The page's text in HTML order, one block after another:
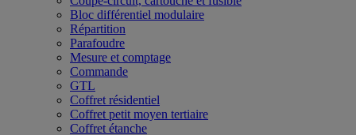
Bloc différentiel modulaire
Répartition
Parafoudre
Mesure et comptage
Commande
GTL
Coffret résidentiel
Coffret petit moyen tertiaire
Coffret étanche